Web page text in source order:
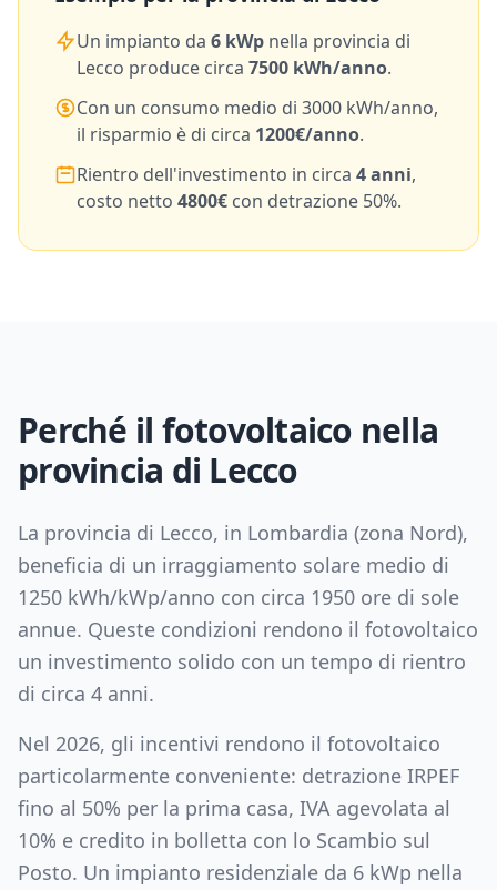
Un impianto da 6 kWp nella provincia di
Lecco produce circa 7500 kWh/anno.
Con un consumo medio di 3000 kWh/anno,
il risparmio è di circa 1200€/anno.
Rientro dell'investimento in circa 4anni,
costo netto 4800€ con detrazione 50%.
Perché il fotovoltaico nella
provincia di Lecco
La provincia di Lecco, in Lombardia (zona Nord),
beneficia di un irraggiamento solare medio di
1250 kWh/kWp/anno con circa 1950 ore di sole
annue. Queste condizioni rendono il fotovoltaico
un investimento solido con un tempo di rientro
di circa 4 anni.
Nel 2026, gli incentivi rendono il fotovoltaico
particolarmente conveniente: detrazione IRPEF
fino al 50% per la prima casa, IVA agevolata al
10% e credito in bolletta con lo Scambio sul
Posto. Un impianto residenziale da 6 kWp nella